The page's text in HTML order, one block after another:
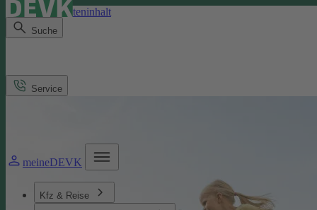
Direkt zum Seiteninhalt
Suche
meineDEVK
Kfz & Reise
Service